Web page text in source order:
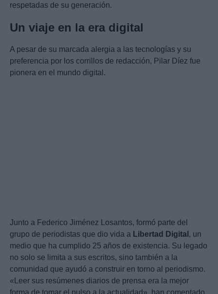
respetadas de su generación.
Un viaje en la era digital
A pesar de su marcada alergia a las tecnologías y su
preferencia por los corrillos de redacción, Pilar Díez fue
pionera en el mundo digital.
Junto a Federico Jiménez Losantos, formó parte del
grupo de periodistas que dio vida a Libertad Digital , un
medio que ha cumplido 25 años de existencia. Su legado
no solo se limita a sus escritos, sino también a la
comunidad que ayudó a construir en torno al periodismo.
«Leer sus resúmenes diarios de prensa era la mejor
forma de tomar el pulso a la actualidad», han comentado